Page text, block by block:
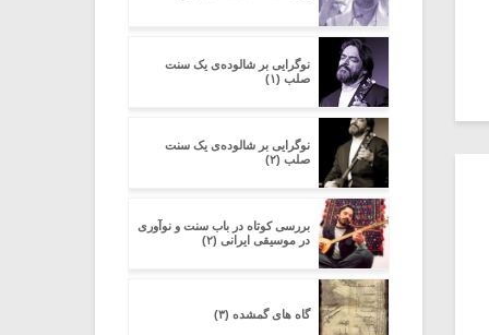
نوگرایی بر شالوده‌ی یک سنت
صلب (۱)
نوگرایی بر شالوده‌ی یک سنت
صلب (۲)
بررسی کوتاه در باب سنت و نوآوری
در موسیقی ایرانی (۲)
گاه های گمشده (۳)